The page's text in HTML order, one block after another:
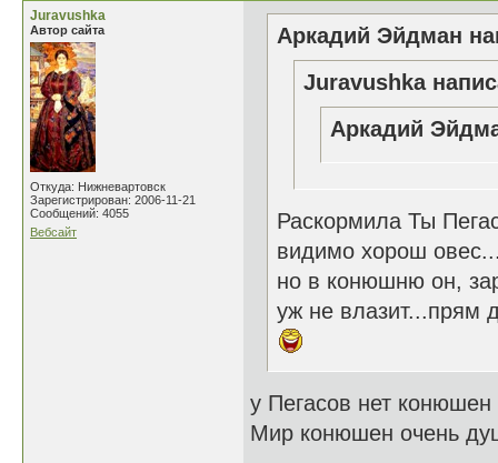
Juravushka
Автор сайта
Откуда: Нижневартовск
Зарегистрирован: 2006-11-21
Сообщений: 4055
Вебсайт
Аркадий Эйдман
Juravushka
Аркадий
Раскормила Ты
видимо хорош
но в конюшню он,
уж не влазит...прям
у Пегасов нет конюшен
Мир конюшен очень